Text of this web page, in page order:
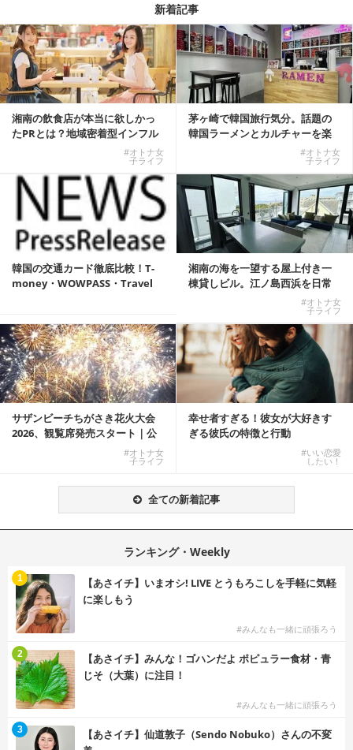
新着記事
湘南の飲食店が本当に欲しかっ
たPRとは？地域密着型インフル
#オトナ女
子ライフ
茅ヶ崎で韓国旅行気分。話題の
韓国ラーメンとカルチャーを楽
#オトナ女
子ライフ
韓国の交通カード徹底比較！T-
money・WOWPASS・Travel
湘南の海を一望する屋上付き一
棟貸しビル。江ノ島西浜を日常
#オトナ女
子ライフ
サザンビーチちがさき花火大会
2026、観覧席発売スタート｜公
#オトナ女
子ライフ
幸せ者すぎる！彼女が大好きす
ぎる彼氏の特徴と行動
#いい恋愛
したい！
全ての新着記事
ランキング・Weekly
【あさイチ】いまオシ! LIVE とうもろこしを手軽に気軽
に楽しもう
#みんなも一緒に頑張ろう
1
【あさイチ】みんな！ゴハンだよ ポピュラー食材・青
じそ（大葉）に注目！
#みんなも一緒に頑張ろう
2
【あさイチ】仙道敦子（Sendo Nobuko）さんの不変
3